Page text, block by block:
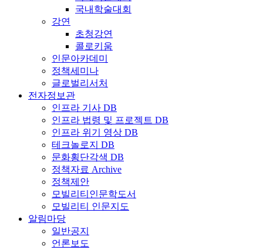
국내학술대회
강연
초청강연
콜로키움
인문아카데미
정책세미나
글로벌리서처
전자정보관
인프라 기사 DB
인프라 법령 및 프로젝트 DB
인프라 위기 영상 DB
테크놀로지 DB
문화횡단각색 DB
정책자료 Archive
정책제안
모빌리티인문학도서
모빌리티 인문지도
알림마당
일반공지
언론보도